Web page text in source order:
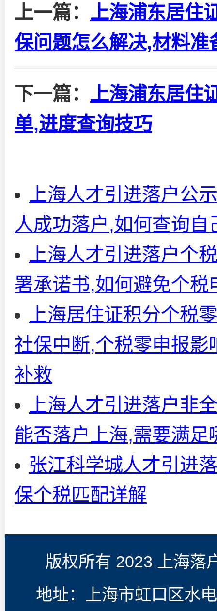
上一篇： 上海浦东居住
保问题怎么解决,材料准
下一篇： 上海浦东居住
单,进度查询技巧
上海人才引进落户公
人成功落户,如何查询自
上海人才引进落户个
署承诺书,如何避免个税
上海居住证积分个税
社保中断,个税零申报
补救
上海人才引进落户非
能否落户上海,需要满足
张江科学城人才引进
保个税匹配详解
版权所有 2023 上海落
地址：上海市虹口区水